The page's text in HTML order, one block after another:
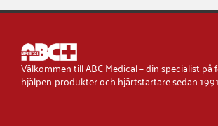
Välkommen till ABC Medical – din specialist på
hjälpen-produkter och hjärtstartare sedan